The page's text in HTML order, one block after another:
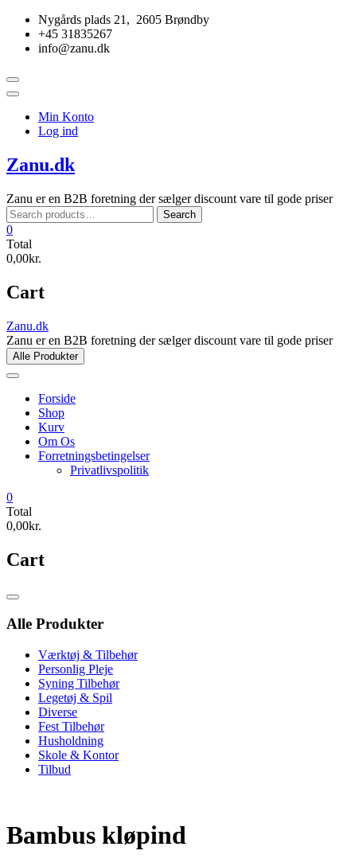
Skip
content
Nygårds plads 21, 2605 Brøndby
+45 31835267
info@zanu.dk
Topbar
Menu
Min Konto
Log ind
Zanu.dk
Zanu er en B2B foretning der sælger discount vare til gode priser
Search
for:
Search
0
Total
0,00kr.
Cart
Zanu.dk
Zanu er en B2B foretning der sælger discount vare til gode priser
Alle Produkter
Forside
Shop
Kurv
Om Os
Forretningsbetingelser
Privatlivspolitik
0
Total
0,00kr.
Cart
Catalog
Alle Produkter
Værktøj & Tilbehør
Personlig Pleje
Syning Tilbehør
Legetøj & Spil
Diverse
Fest Tilbehør
Husholdning
Skole & Kontor
Tilbud
Bambus kløpind